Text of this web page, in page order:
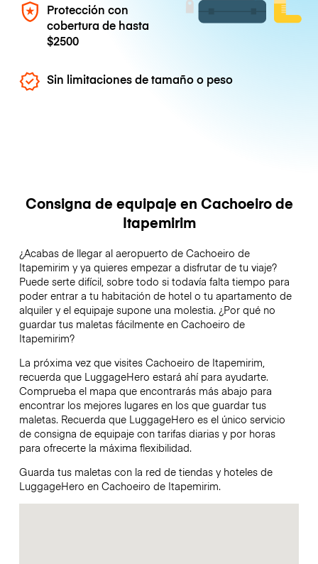
Protección con
cobertura de hasta
$2500
Sin limitaciones de tamaño o peso
Consigna de equipaje en Cachoeiro de
Itapemirim
¿Acabas de llegar al aeropuerto de Cachoeiro de
Itapemirim y ya quieres empezar a disfrutar de tu viaje?
Puede serte difícil, sobre todo si todavía falta tiempo para
poder entrar a tu habitación de hotel o tu apartamento de
alquiler y el equipaje supone una molestia. ¿Por qué no
guardar tus maletas fácilmente en Cachoeiro de
Itapemirim?
La próxima vez que visites Cachoeiro de Itapemirim,
recuerda que LuggageHero estará ahí para ayudarte.
Comprueba el mapa que encontrarás más abajo para
encontrar los mejores lugares en los que guardar tus
maletas. Recuerda que LuggageHero es el único servicio
de consigna de equipaje con tarifas diarias y por horas
para ofrecerte la máxima flexibilidad.
Guarda tus maletas con la red de tiendas y hoteles de
LuggageHero en Cachoeiro de Itapemirim.